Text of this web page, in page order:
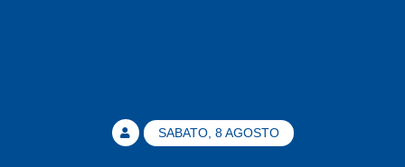
SABATO, 8 AGOSTO